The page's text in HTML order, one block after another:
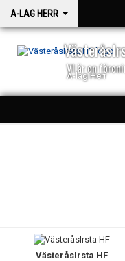
A-LAG HERR
VI är en
A-lag Herr
BILJETTERVästeråsIrsta HF